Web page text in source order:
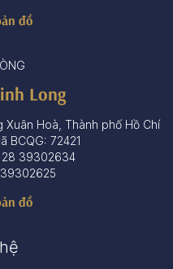
đồ
Long
Xuân Hoà, Thành phố Hồ Chí
BCQG: 72421
39302634
đồ